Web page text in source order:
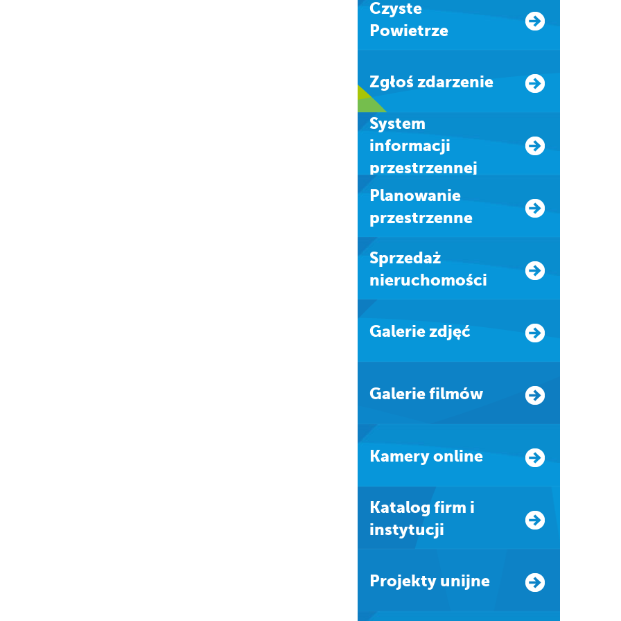
Czyste
Powietrze
Zgłoś zdarzenie
system
informacji
przestrzennej
Planowanie
przestrzenne
Sprzedaż
nieruchomości
Galerie zdjęć
Galerie filmów
Kamery online
Katalog firm i
instytucji
Projekty unijne